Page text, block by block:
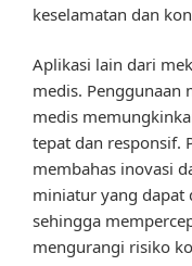
keselamatan dan
Aplikasi lain dari
medis. Penggunaan
medis
tepat dan responsif.
membahas inovasi
miniatur yang dapat
sehingga
mengurangi risiko